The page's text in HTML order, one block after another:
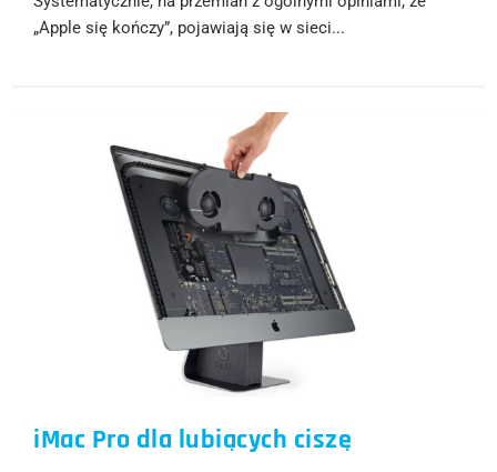
„Apple się kończy”, pojawiają się w sieci...
iMac Pro dla lubiących ciszę